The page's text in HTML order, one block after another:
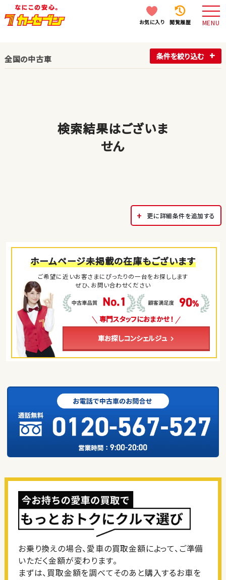
お気に入り 閲覧履歴 MENU
全国の中古車 条件を絞り込む
検索結果はございま
せん
更に詳細条件を追加する
ホームページ未掲載の在庫もございます
ご希望に近いお客さまにぴったりの一台をお探しします
ぜひ、お問い合わせください
専門スタッフにおまかせ！
車お探しコンシェルジュ
お乗り換えの場合、愛車の買取金額によって、ご準備
いただく金額が変わります。
まずは、買取金額を調べてそのあと購入するお車を